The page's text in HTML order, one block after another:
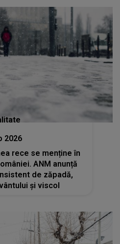
2026
rece se menține în
ANM anunță
de zăpadă,
și viscol